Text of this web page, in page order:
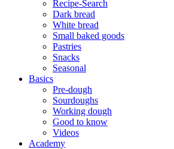
Recipe-Search
Dark bread
White bread
Small baked goods
Pastries
Snacks
Seasonal
Basics
Pre-dough
Sourdoughs
Working dough
Good to know
Videos
Academy